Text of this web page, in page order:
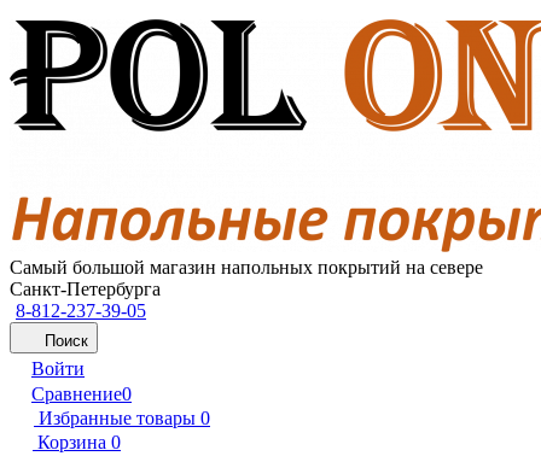
Самый большой магазин напольных покрытий на севере
Санкт-Петербурга
8-812-237-39-05
Поиск
Войти
Сравнение0
Избранные товары 0
Корзина 0